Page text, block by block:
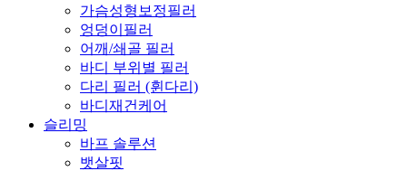
가슴성형보정필러
엉덩이필러
어깨/쇄골 필러
바디 부위별 필러
다리 필러 (휜다리)
바디재건케어
슬리밍
바프 솔루션
뱃살핏